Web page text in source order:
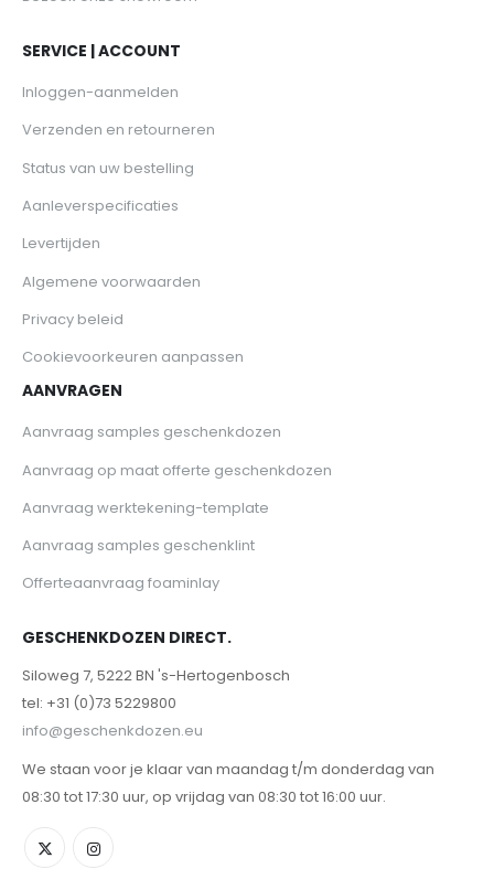
SERVICE | ACCOUNT
Inloggen-aanmelden
Verzenden en retourneren
Status van uw bestelling
Aanleverspecificaties
Levertijden
Algemene voorwaarden
Privacy beleid
Cookievoorkeuren aanpassen
AANVRAGEN
Aanvraag samples geschenkdozen
Aanvraag op maat offerte geschenkdozen
Aanvraag werktekening-template
Aanvraag samples geschenklint
Offerteaanvraag foaminlay
GESCHENKDOZEN DIRECT.
Siloweg 7, 5222 BN 's-Hertogenbosch
tel: +31 (0)73 5229800
info@geschenkdozen.eu
We staan voor je klaar van maandag t/m donderdag van
08:30 tot 17:30 uur, op vrijdag van 08:30 tot 16:00 uur.